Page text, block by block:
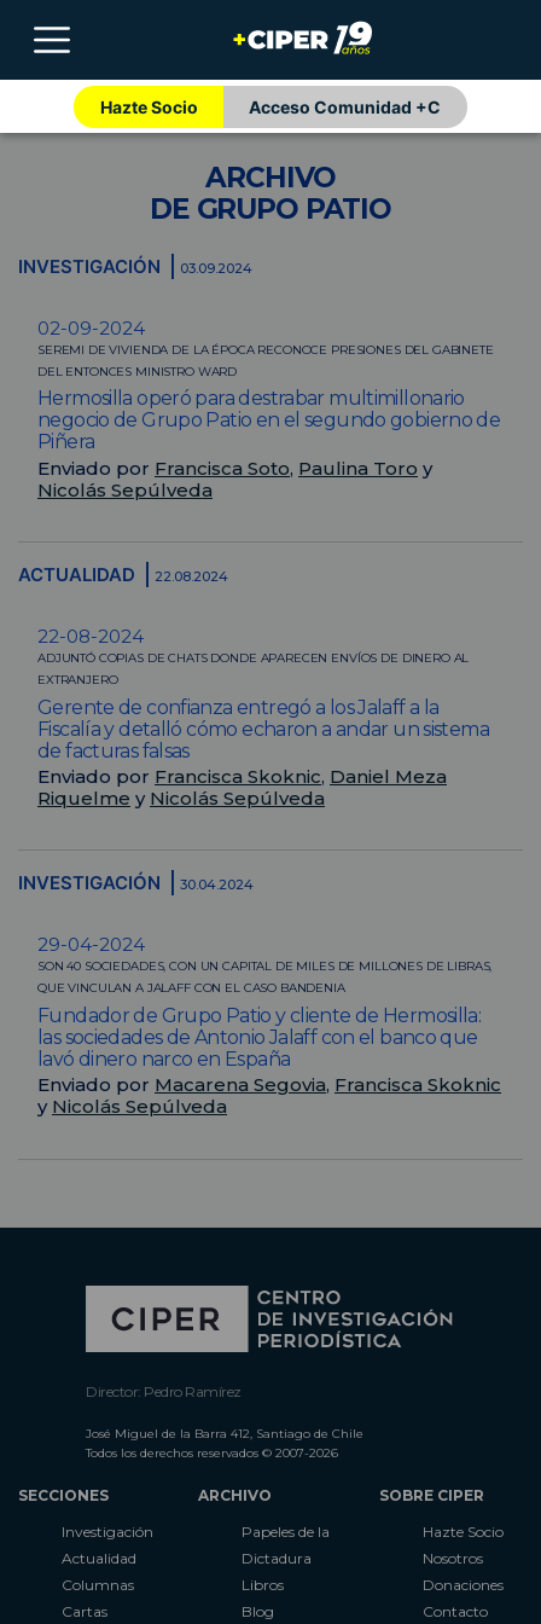
Hazte Socio Acceso Comunidad +C
ARCHIVO
DE GRUPO PATIO
INVESTIGACIÓN 03.09.2024
02-09-2024
SEREMI DE VIVIENDA DE LA ÉPOCA RECONOCE PRESIONES DEL GABINETE
DEL ENTONCES MINISTRO WARD
Hermosilla operó para destrabar multimillonario
negocio de Grupo Patio en el segundo gobierno de
Piñera
Enviado por Francisca Soto, Paulina Toro y
Nicolás Sepúlveda
ACTUALIDAD 22.08.2024
22-08-2024
ADJUNTÓ COPIAS DE CHATS DONDE APARECEN ENVÍOS DE DINERO AL
EXTRANJERO
Gerente de confianza entregó a los Jalaff a la
Fiscalía y detalló cómo echaron a andar un sistema
de facturas falsas
Enviado por Francisca Skoknic, Daniel Meza
Riquelme y Nicolás Sepúlveda
INVESTIGACIÓN 30.04.2024
29-04-2024
SON 40 SOCIEDADES, CON UN CAPITAL DE MILES DE MILLONES DE LIBRAS,
QUE VINCULAN A JALAFF CON EL CASO BANDENIA
Fundador de Grupo Patio y cliente de Hermosilla:
las sociedades de Antonio Jalaff con el banco que
lavó dinero narco en España
Enviado por Macarena Segovia, Francisca Skoknic
y Nicolás Sepúlveda
Director: Pedro Ramírez
José Miguel de la Barra 412, Santiago de Chile
Todos los derechos reservados © 2007-2026
SECCIONES
Investigación
Actualidad
Columnas
Cartas
ARCHIVO
Papeles de la
Dictadura
Libros
Blog
SOBRE CIPER
Hazte Socio
Nosotros
Donaciones
Contacto